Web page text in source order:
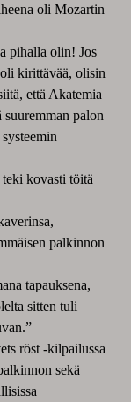
oli Mozartin
pihalla olin! Jos
kirittävää, olisin
että Akatemia
palon
kovasti töitä
palkinnon
tapauksena,
sitten tuli
röst -kilpailussa
sekä